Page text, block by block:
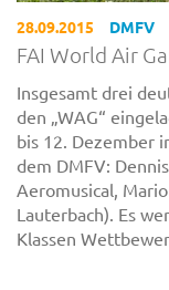
28.09.2015 DMFV
FAI World Air
Insgesamt drei
den „WAG“
bis 12. Dezember
dem DMFV:
Aeromusical,
Lauterbach). Es
Klassen